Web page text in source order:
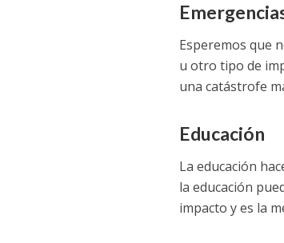
Esperemos que
u otro tipo de
una catástrofe
Educación
La educación
la educación
impacto y es la